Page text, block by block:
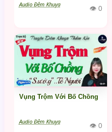
Audio Đêm Khuya 👁 0
Vụng Trộm Với Bố Chồng
Audio Đêm Khuya 👁 0